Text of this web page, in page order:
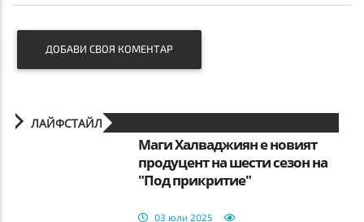
ДОБАВИ СВОЯ КОМЕНТАР
ЛАЙФСТАЙЛ
Маги Халваджиян е новият
продуцент на шести сезон на
"Под прикритие"
03 юли 2025